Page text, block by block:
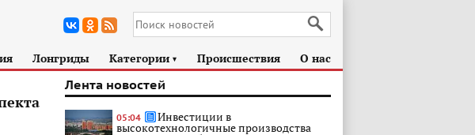
Лонгриды Категории ► Происшествия О нас
Лента новостей
05:04 Инвестиции в
высокотехнологичные производства